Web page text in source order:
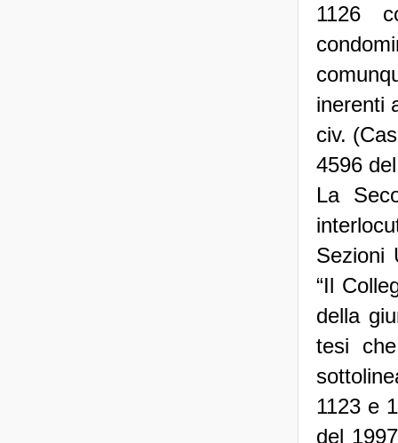
1126
inerenti
civ.
4596
La Seconda Sezione civile della Corte, con la ordinanza interlocutoria n. 13526 del 2014, ha rimesso la questione alle Sezioni Unite, sollevando diverse perplessità e in particolare: “Il Collegio ha condiviso gli orientamenti critici della dottrina e della giurisprudenza discordante e ha ritenuto condivisibile la tesi che sostiene la responsabilità ex art. 2051 cod. civ., sottolineando, in particolare, l’indebita applicazione degli artt. 1123 e 1126 cod. civ., che vengono interpretati dalla sentenza del 1997, non più come norme che disciplinano la ripartizione delle spese interne, ma come fonti da cui scaturiscono le obbligazioni propter rem. Nell’ordinanza interlocutoria vengono individuati i seguenti passaggi qualificanti dell’orientamento criticato delle S.U. del 1997: 1. l’esclusione, in via di principio, che la responsabilità per danni prodotti nell’appartamento sottostante dalle infiltrazioni d’acqua provenienti dal lastrico solare per difetto di manutenzione si ricolleghi al disposto dell’art. 2051 cod. civ.; 2. l’affermazione che “dall’art. 1123 e dall’art. 1126 cod. civ. discendono obbligazioni poste dalla legge a carico ed a favore dei condomini dell’edificio, da qualificare come obbligazioni propter rem di cui i partecipanti al condominio sono